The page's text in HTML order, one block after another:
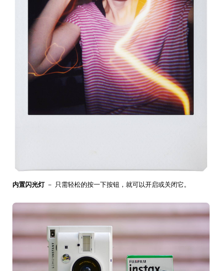
内置闪光灯 － 只需轻松的按一下按钮，就可以开启或关闭它。